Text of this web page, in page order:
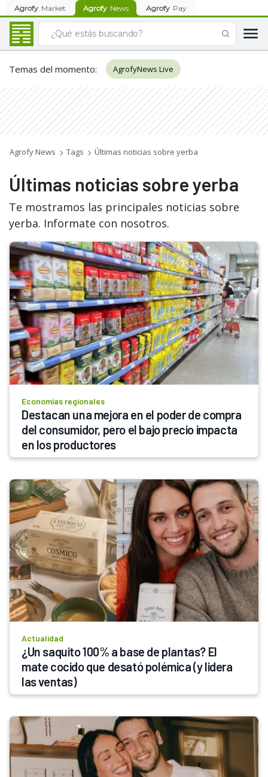
Agrofy Market Agrofy News Agrofy Pay
Temas del momento: AgrofyNews Live
Agrofy News Tags Últimas noticias sobre yerba
Últimas noticias sobre yerba
Te mostramos las principales noticias sobre
yerba. Informate con nosotros.
Economías regionales
Destacan una mejora en el poder de compra
del consumidor, pero el bajo precio impacta
en los productores
Actualidad
¿Un saquito 100% a base de plantas? El
mate cocido que desató polémica (y lidera
las ventas)